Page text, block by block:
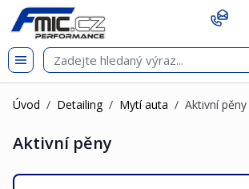
Přejít na obsah
git s
Úvod / Detailing / Mytí auta / Aktivní pěny
Aktivní pěny